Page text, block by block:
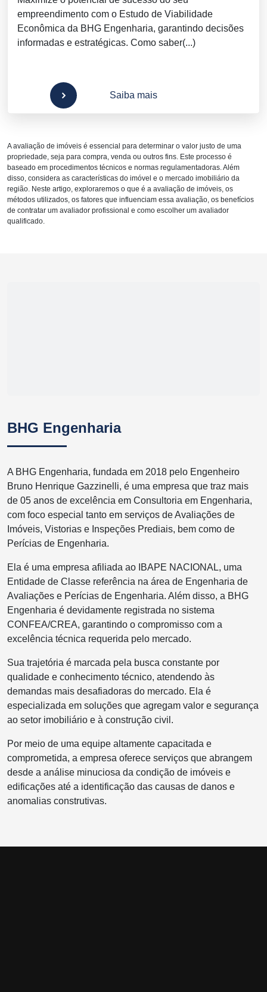
empreendimento com o Estudo de Viabilidade
Econômica da BHG Engenharia, garantindo decisões
informadas e estratégicas. Como saber(...)
Saiba mais
A avaliação de imóveis é essencial para determinar o valor justo de uma
propriedade, seja para compra, venda ou outros fins. Este processo é
baseado em procedimentos técnicos e normas regulamentadoras. Além
disso, considera as características do imóvel e o mercado imobiliário da
região. Neste artigo, exploraremos o que é a avaliação de imóveis, os
métodos utilizados, os fatores que influenciam essa avaliação, os benefícios
de contratar um avaliador profissional e como escolher um avaliador
qualificado.
BHG Engenharia
A BHG Engenharia, fundada em 2018 pelo Engenheiro
Bruno Henrique Gazzinelli, é uma empresa que traz mais
de 05 anos de excelência em Consultoria em Engenharia,
com foco especial tanto em serviços de Avaliações de
Imóveis, Vistorias e Inspeções Prediais, bem como de
Perícias de Engenharia.
Ela é uma empresa afiliada ao IBAPE NACIONAL, uma
Entidade de Classe referência na área de Engenharia de
Avaliações e Perícias de Engenharia. Além disso, a BHG
Engenharia é devidamente registrada no sistema
CONFEA/CREA, garantindo o compromisso com a
excelência técnica requerida pelo mercado.
Sua trajetória é marcada pela busca constante por
qualidade e conhecimento técnico, atendendo às
demandas mais desafiadoras do mercado. Ela é
especializada em soluções que agregam valor e segurança
ao setor imobiliário e à construção civil.
Por meio de uma equipe altamente capacitada e
comprometida, a empresa oferece serviços que abrangem
desde a análise minuciosa da condição de imóveis e
edificações até a identificação das causas de danos e
anomalias construtivas.